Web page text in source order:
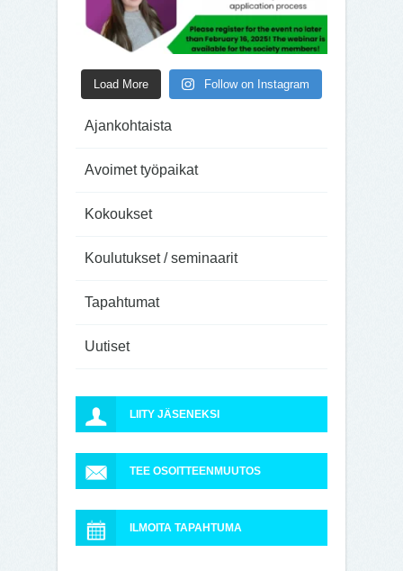
Load More Follow on Instagram
Ajankohtaista
Avoimet työpaikat
Kokoukset
Koulutukset / seminaarit
Tapahtumat
Uutiset
LIITY JÄSENEKSI
TEE OSOITTEENMUUTOS
ILMOITA TAPAHTUMA